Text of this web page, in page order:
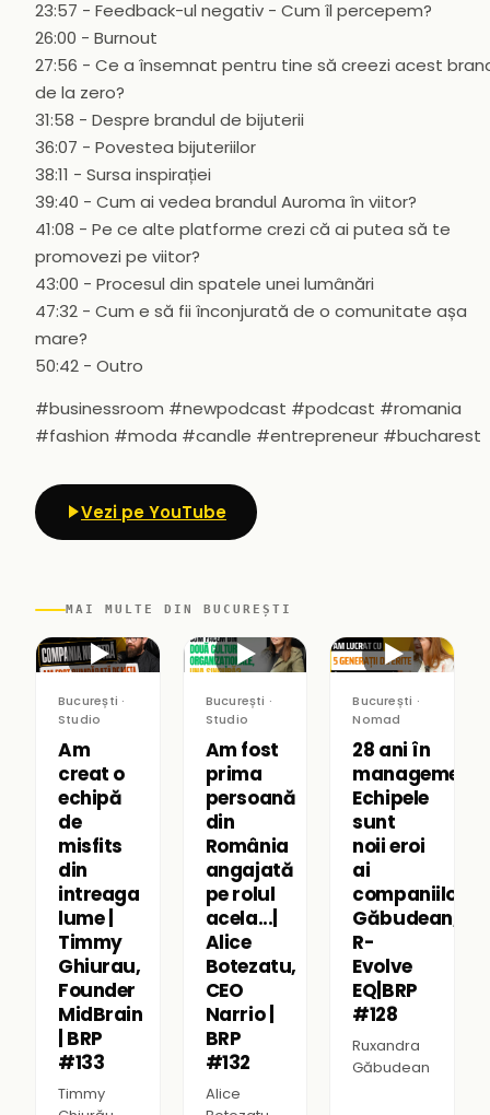
23:57 - Feedback-ul negativ - Cum îl percepem?
26:00 - Burnout
27:56 - Ce a însemnat pentru tine să creezi acest
de la zero?
31:58 - Despre brandul de bijuterii
36:07 - Povestea bijuteriilor
38:11 - Sursa inspirației
39:40 - Cum ai vedea brandul Auroma în viitor?
41:08 - Pe ce alte platforme crezi că ai putea să te
promovezi pe viitor?
43:00 - Procesul din spatele unei lumânări
47:32 - Cum e să fii înconjurată de o comunitate așa
mare?
50:42 - Outro
#businessroom #newpodcast #podcast #romania
#fashion #moda #candle #entrepreneur #bucharest
Vezi pe YouTube
MAI MULTE DIN BUCUREȘTI
▶
București ·
Studio
Am
creat o
echipă
de
misfits
din
intreaga
lume |
Timmy
Ghiurau,
Founder
MidBrain
| BRP
#133
Timmy
▶
București ·
Studio
Am fost
prima
persoană
din
România
angajată
pe rolul
acela...|
Alice
Botezatu,
CEO
Narrio |
BRP
#132
Alice
▶
București ·
Nomad
28 ani în
management:
Echipele
sunt
noii eroi
ai
Găbudean,
R-
Evolve
EQ|BRP
#128
Ruxandra
Găbudean